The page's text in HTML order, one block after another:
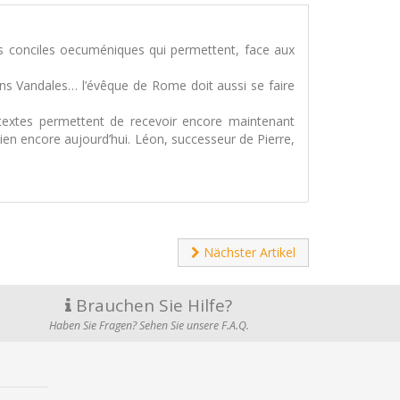
conciles oecuméniques qui permettent, face aux
Vandales… l’évêque de Rome doit aussi se faire
permettent de recevoir encore maintenant
encore aujourd’hui. Léon, successeur de Pierre,
Nächster Artikel
Brauchen Sie Hilfe?
Haben Sie Fragen? Sehen Sie unsere F.A.Q.